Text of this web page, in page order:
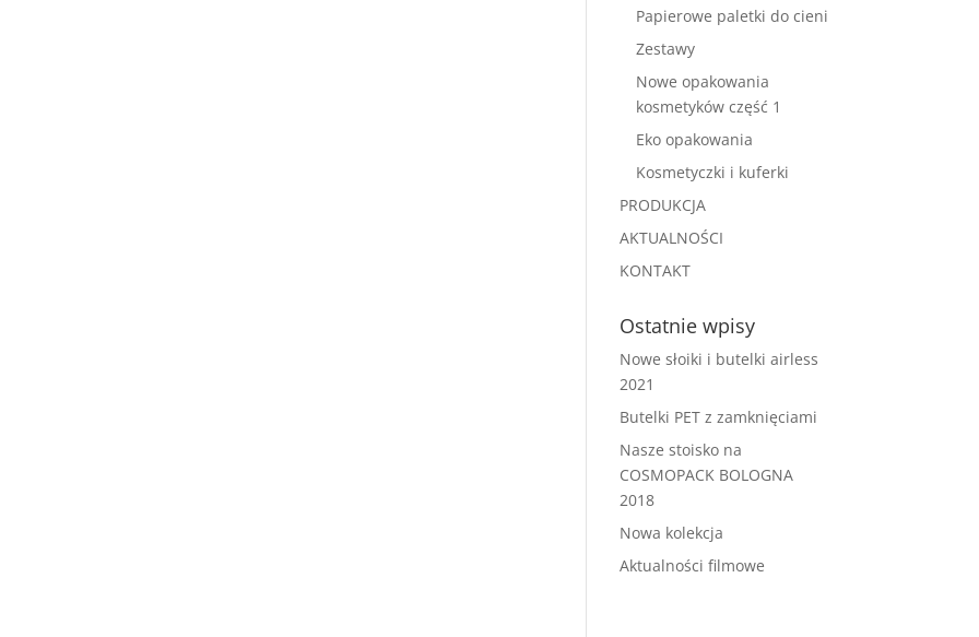
Papierowe paletki do cieni
Zestawy
Nowe opakowania
kosmetyków część 1
Eko opakowania
Kosmetyczki i kuferki
PRODUKCJA
AKTUALNOŚCI
KONTAKT
Ostatnie wpisy
Nowe słoiki i butelki airless
2021
Butelki PET z zamknięciami
Nasze stoisko na
COSMOPACK BOLOGNA
2018
Nowa kolekcja
Aktualności filmowe